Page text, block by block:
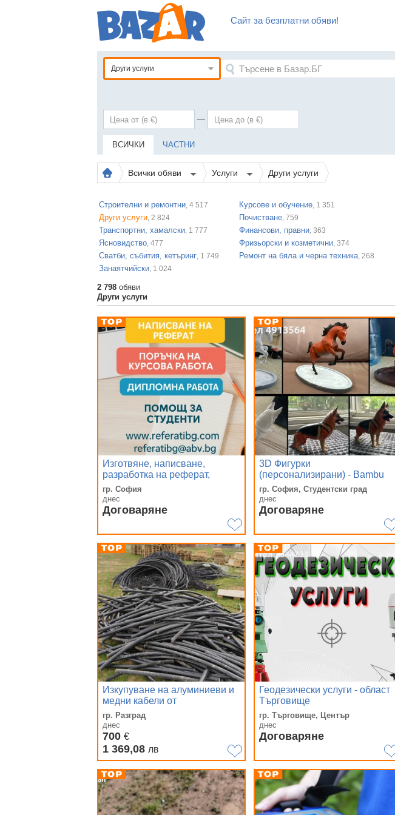
Сайт за безплатни обяви!
Други услуги
—
ВСИЧКИ ЧАСТНИ
Всички обяви Услуги Други услуги
Строителни и ремонтни, 4 517
Други услуги, 2 824
Транспортни, хамалски, 1 777
Ясновидство, 477
Сватби, събития, кетъринг, 1 749
Занаятчийски, 1 024
Курсове и обучение, 1 351
Почистване, 759
Финансови, правни, 363
Фризьорски и козметични, 374
Ремонт на бяла и черна техника, 268
2 798 обяви
Други услуги
Изготвяне, написване,
разработка на реферат,
курсова, задача, казус, есе,
презентация, дипломна
гр. София
днес
Договаряне
3D Фигурки
(персонализирани) - Bambu
Lab
гр. София, Студентски град
днес
Договаряне
Изкупуване на алуминиеви и
медни кабели от
фотоволтаични и батерийни
централи/паркове!
гр. Разград
днес
700 €
1 369,08 лв
Геодезически услуги - област
Търговище
гр. Търговище, Център
днес
Договаряне